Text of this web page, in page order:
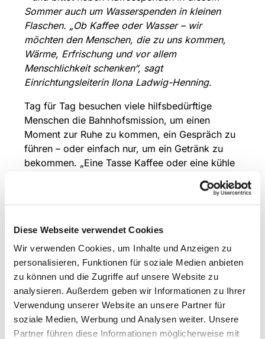
Diese Webseite verwendet Cookies
Wir verwenden Cookies, um Inhalte und Anzeigen zu
personalisieren, Funktionen für soziale Medien anbieten
zu können und die Zugriffe auf unsere Website zu
analysieren. Außerdem geben wir Informationen zu Ihrer
Verwendung unserer Website an unsere Partner für
soziale Medien, Werbung und Analysen weiter. Unsere
Partner führen diese Informationen möglicherweise mit
Sommer auch um Wasserspenden in kleinen
Flaschen. „Ob Kaffee oder Wasser – wir
möchten den Menschen, die zu uns kommen,
Wärme, Erfrischung und vor allem
Menschlichkeit schenken“, sagt
Einrichtungsleiterin Ilona Ladwig-Henning.
Tag für Tag besuchen viele hilfsbedürftige
Menschen die Bahnhofsmission, um einen
Moment zur Ruhe zu kommen, ein Gespräch zu
führen – oder einfach nur, um ein Getränk zu
bekommen. „Eine Tasse Kaffee oder eine kühle
Bahnhofsmission da sein zu können, freut sich
das Team über Kaffee (Filterkaffee, gemahlen)
und Wasserflaschen (0,5 l oder 0,33 l PET-
Gebinde) als Spende. Jede Spende zählt – für
eine Tasse Menschlichkeit mehr im Alltag. Die
Abgabezeiten sind montags bis freitags von 8
bis 17 Uhr bei der Bahnhofsmission Hagen
(Gleis 8/10, Hauptbahnhof Hagen).